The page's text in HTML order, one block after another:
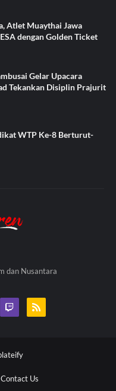
Atlet Muaythai Jawa
dengan Golden Ticket
Gelar Upacara
Tekankan Disiplin Prajurit
WTP Ke-8 Berturut-
dan Nusantara
Contact Us